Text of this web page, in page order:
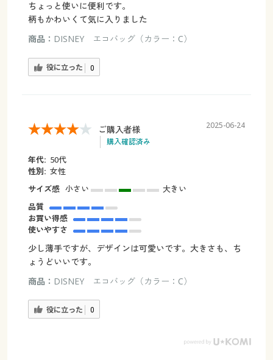
ちょっと使いに便利です。
柄もかわいくて気に入りました
商品： DISNEY エコバッグ（カラー：C）
役に立った 0
ご購入者様
購入確認済み
2025-06-24
年代: 50代
性別: 女性
サイズ感 小さい
大きい
品質
お買い得感
使いやすさ
少し薄手ですが、デザインは可愛いです。大きさも、ち
ょうどいいです。
商品： DISNEY エコバッグ（カラー：C）
役に立った 0